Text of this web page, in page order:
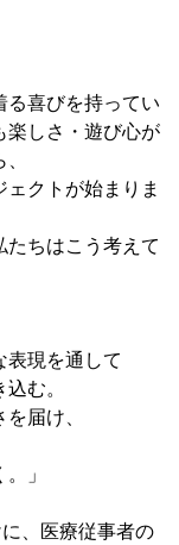
る喜びを持ってい
楽しさ・遊び心が
クトが始まりま
たちはこう考えて
現を通して
込む。
届け、
」
、医療従事者の